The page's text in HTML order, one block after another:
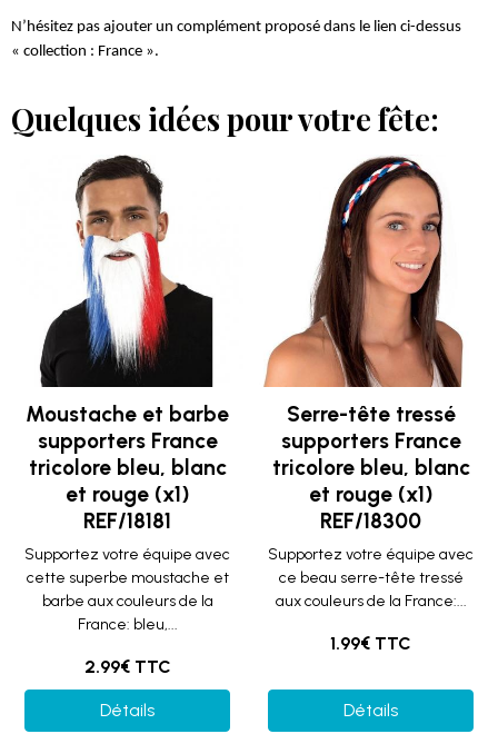
N’hésitez pas ajouter un complément proposé dans le lien ci-dessus
« collection : France ».
Quelques idées pour votre fête:
Moustache et barbe
supporters France
tricolore bleu, blanc
et rouge (x1)
REF/18181
Supportez votre équipe avec
cette superbe moustache et
barbe aux couleurs de la
France: bleu,...
2.99€ TTC
Détails
Serre-tête tressé
supporters France
tricolore bleu, blanc
et rouge (x1)
REF/18300
Supportez votre équipe avec
ce beau serre-tête tressé
aux couleurs de la France:...
1.99€ TTC
Détails